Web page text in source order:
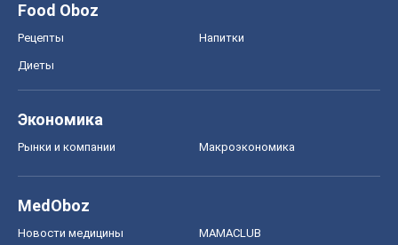
Food Oboz
Рецепты Напитки
Диеты
Экономика
Рынки и компании Mакроэкономика
MedOboz
Новости медицины MAMACLUB